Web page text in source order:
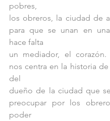
pobres,
los obreros, la ciudad de
para que se unan en
hace falta
un mediador, el corazón.
nos centra en la historia
del
dueño de la ciudad que
preocupar por los
poder